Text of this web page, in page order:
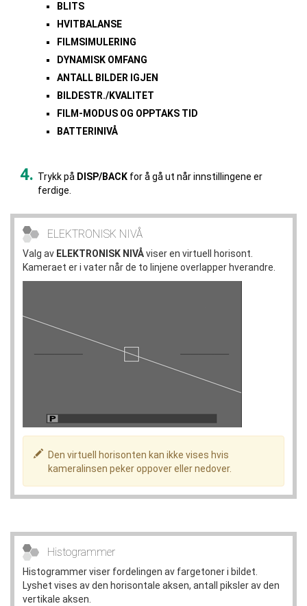
BLITS
HVITBALANSE
FILMSIMULERING
DYNAMISK OMFANG
ANTALL BILDER IGJEN
BILDESTR./KVALITET
FILM-MODUS OG OPPTAKS TID
BATTERINIVÅ
Trykk på DISP/BACK for å gå ut når innstillingene er
ferdige.
ELEKTRONISK NIVÅ
Valg av ELEKTRONISK NIVÅviser en virtuell horisont.
Kameraet er i vater når de to linjene overlapper hverandre.
Den virtuell horisonten kan ikke vises hvis
kameralinsen peker oppover eller nedover.
Histogrammer
Histogrammer viser fordelingen av fargetoner i bildet.
Lyshet vises av den horisontale aksen, antall piksler av den
vertikale aksen.